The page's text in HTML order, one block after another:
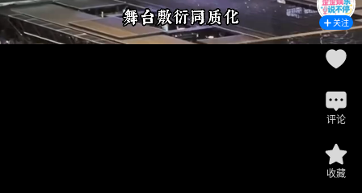
关注
评论
收藏